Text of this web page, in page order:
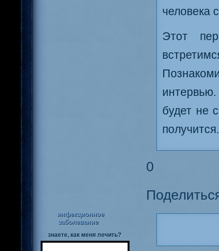
человека
Этот
будет не
получится.
0
инфекционное
заболевание
знаете, как меня лечить?